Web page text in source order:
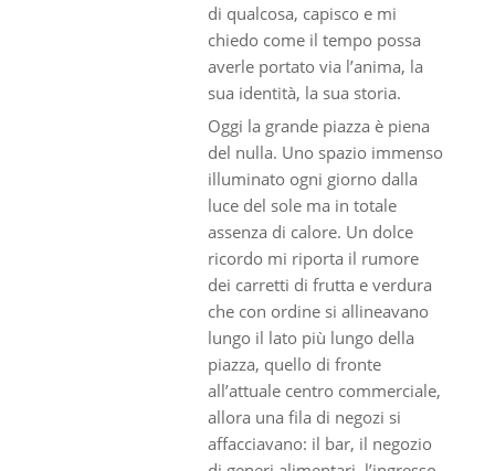
di qualcosa, capisco e mi
chiedo come il tempo possa
averle portato via l’anima, la
sua identità, la sua storia.
Oggi la grande piazza è piena
del nulla. Uno spazio immenso
illuminato ogni giorno dalla
luce del sole ma in totale
assenza di calore. Un dolce
ricordo mi riporta il rumore
dei carretti di frutta e verdura
che con ordine si allineavano
lungo il lato più lungo della
piazza, quello di fronte
all’attuale centro commerciale,
allora una fila di negozi si
affacciavano: il bar, il negozio